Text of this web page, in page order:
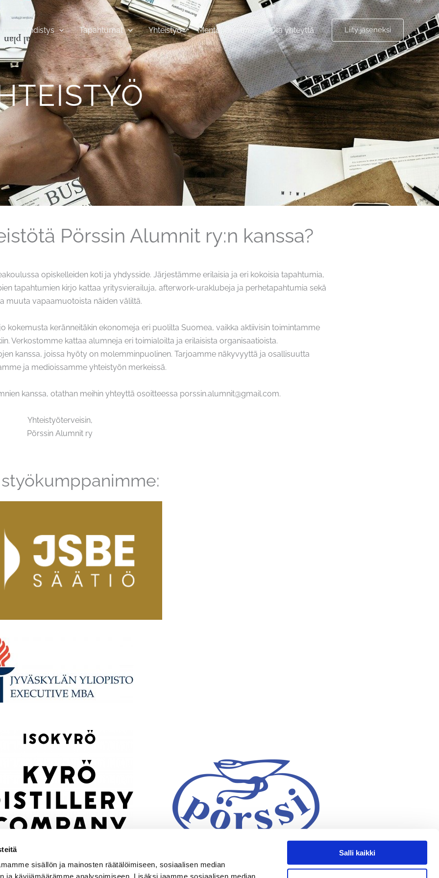
sisällön ja mainosten räätälöimiseen, sosiaalisen median
ja kävijämäärämme analysoimiseen. Lisäksi jaamme sosiaalisen median,
Salli kaikki
Yhdistys Tapahtumat Yhteistyö Mentoriohjelma Ota yhteyttä Liity jäseneksi
Pörssin Alumnit ry:n kanssa?
opiskelleiden koti ja yhdysside. Järjestämme erilaisia ja eri kokoisia tapahtumia,
tapahtumien kirjo kattaa yritysvierailuja, afterwork-uraklubeja ja perhetapahtumia sekä
muuta vapaamuotoista näiden väliltä.
kokemusta keränneitäkin ekonomeja eri puolilta Suomea, vaikka aktiivisin toimintamme
Verkostomme kattaa alumneja eri toimialoilta ja erilaisista organisaatioista.
kanssa, joissa hyöty on molemminpuolinen. Tarjoamme näkyvyyttä ja osallisuutta
ja medioissamme yhteistyön merkeissä.
kanssa, otathan meihin yhteyttä osoitteessa porssin.alumnit@gmail.com.
Yhteistyöterveisin,
Pörssin Alumnit ry